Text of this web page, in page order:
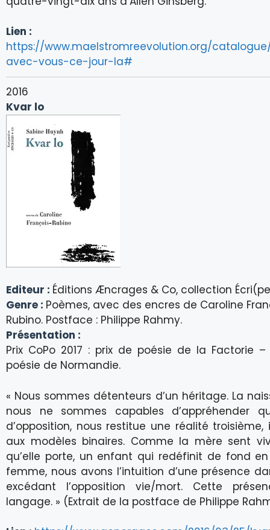
Lien :
https://www.maelstromreevolution.org/
avec-vous-ce-jour-la#
2016
Kvar lo
Editeur : Éditions Æncrages & Co, collection
Genre : Poèmes, avec des encres de Caroline
Rubino. Postface : Philippe Rahmy.
Présentation :
Prix CoPo 2017 : prix de poésie de la Factorie
poésie de Normandie.
« Nous sommes détenteurs d’un héritage. La
nous ne sommes capables d’appréhender
d’opposition, nous restitue une réalité troisième,
aux modèles binaires. Comme la mère sent
qu’elle porte, un enfant qui redéfinit de fond
femme, nous avons l’intuition d’une présence
excédant l’opposition vie/mort. Cette
langage. » (Extrait de la postface de Philippe